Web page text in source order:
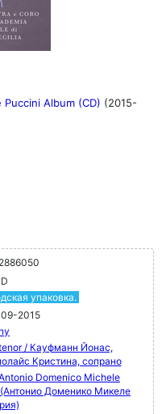
Album (CD) (2015-
упаковка.
2015
/ Кауфманн Йонас,
Кристина, сопрано
Domenico Michele
Доменико Микеле